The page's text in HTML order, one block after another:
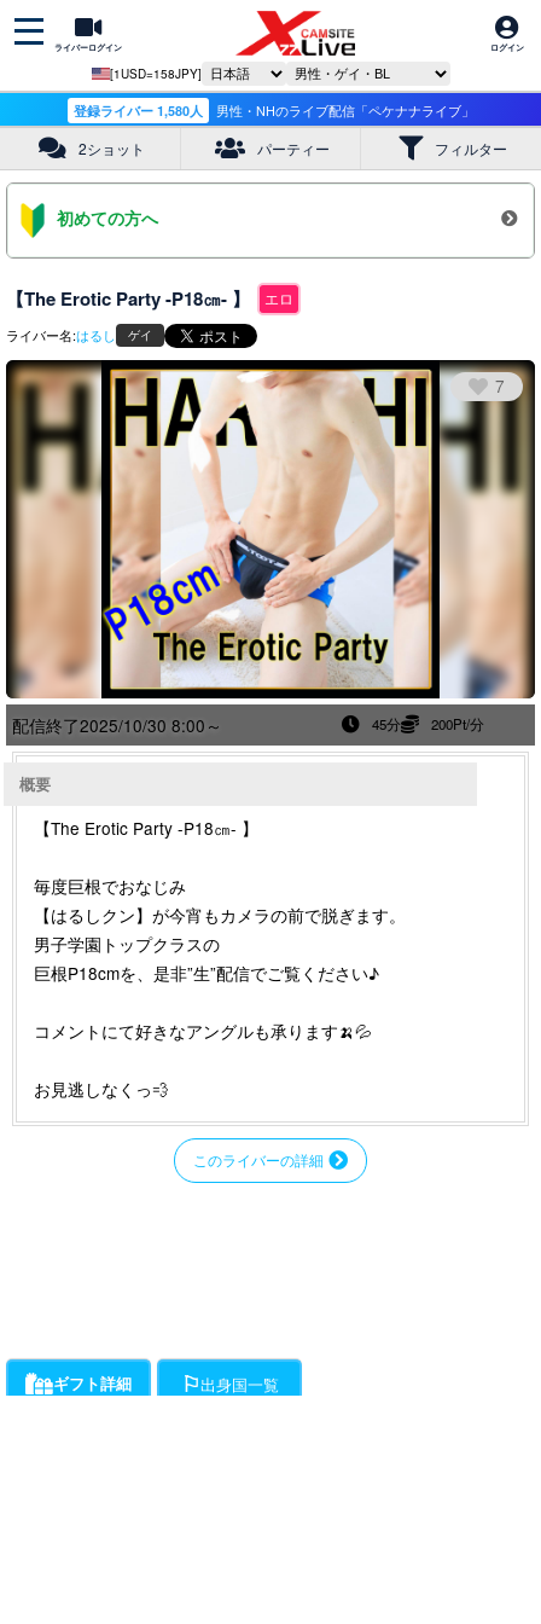
ライバーログイン ログイン
[1USD=158JPY]
登録ライバー 1,580人 男性・NHのライブ配信「ペケナナライブ」
2ショット パーティー フィルター
初めての方へ
【The Erotic Party -P18㎝- 】 エロ
ライバー名:はるし ゲイ
7
配信終了2025/10/30 8:00～ 45分 200Pt/分
概要
【The Erotic Party -P18㎝- 】
毎度巨根でおなじみ
【はるしクン】が今宵もカメラの前で脱ぎます。
男子学園トップクラスの
巨根P18cmを、是非”生”配信でご覧ください♪
コメントにて好きなアングルも承ります🍌💦
お見逃しなくっ💨
このライバーの詳細
ギフト詳細 出身国一覧